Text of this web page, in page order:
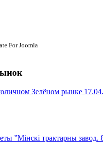
For Joomla
Зелёном рынке
”Мінскі трактарны завод.